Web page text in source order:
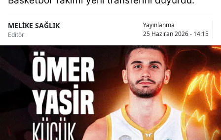
Aydın
Balıkesir
Bilecik
Bingöl
Bitlis
Bolu
Burdur
MELİKE SAĞLIK
Editör
Yayınlanma
25 Haziran 2026 - 14:15